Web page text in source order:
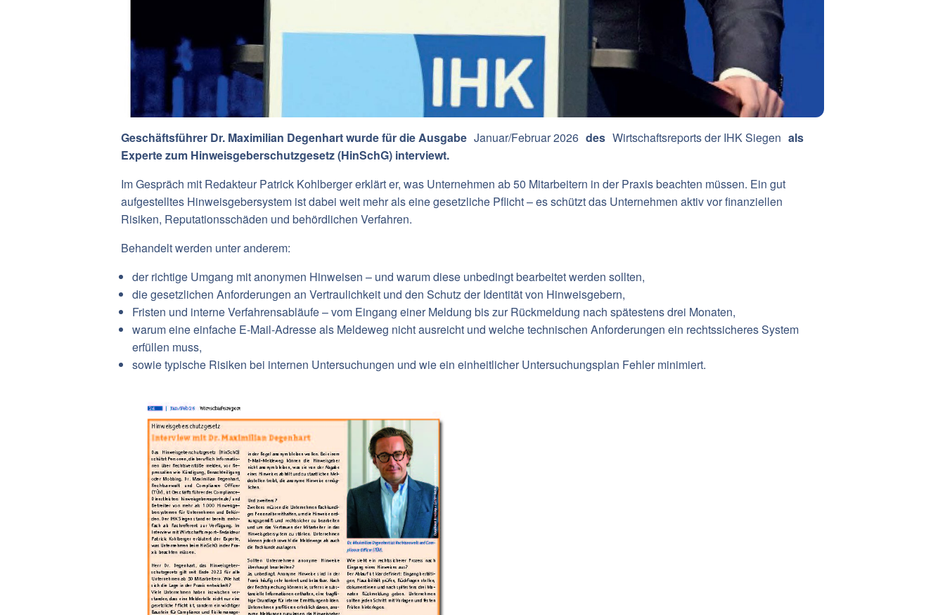
Geschäftsführer Dr. Maximilian Degenhart wurde für die Ausgabe Januar/Februar 2026 des Wirtschaftsreports der IHK Siegen als
Experte zum Hinweisgeberschutzgesetz (HinSchG) interviewt.
Im Gespräch mit Redakteur Patrick Kohlberger erklärt er, was Unternehmen ab 50 Mitarbeitern in der Praxis beachten müssen. Ein gut
aufgestelltes Hinweisgebersystem ist dabei weit mehr als eine gesetzliche Pflicht – es schützt das Unternehmen aktiv vor finanziellen
Risiken, Reputationsschäden und behördlichen Verfahren.
Behandelt werden unter anderem:
der richtige Umgang mit anonymen Hinweisen – und warum diese unbedingt bearbeitet werden sollten,
die gesetzlichen Anforderungen an Vertraulichkeit und den Schutz der Identität von Hinweisgebern,
Fristen und interne Verfahrensabläufe – vom Eingang einer Meldung bis zur Rückmeldung nach spätestens drei Monaten,
warum eine einfache E-Mail-Adresse als Meldeweg nicht ausreicht und welche technischen Anforderungen ein rechtssicheres System
erfüllen muss,
sowie typische Risiken bei internen Untersuchungen und wie ein einheitlicher Untersuchungsplan Fehler minimiert.